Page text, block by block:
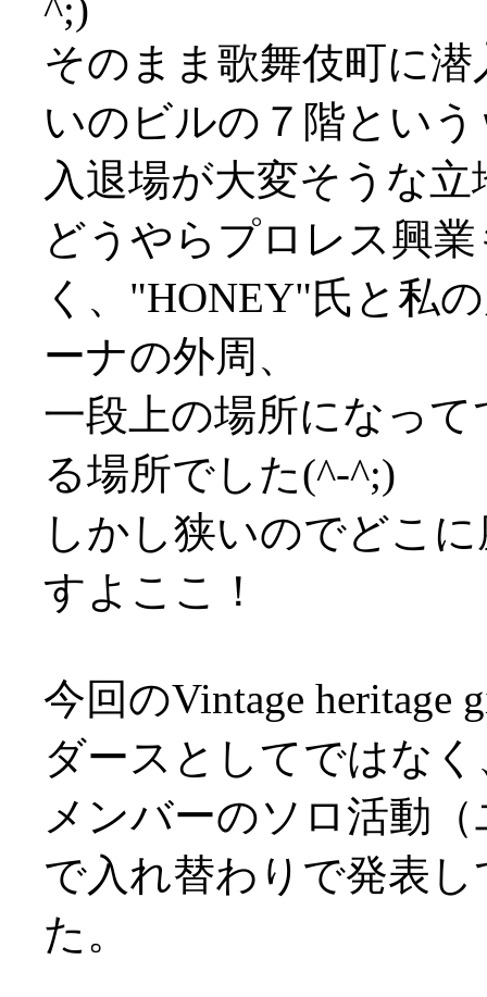
そのまま歌舞伎町に
いのビルの７階という
入退場が大変そうな
どうやらプロレス興
く、"HONEY"氏と私
ーナの外周、
一段上の場所になっ
る場所でした(^-^;)
しかし狭いのでどこ
すよここ！
今回のVintage
ダースとしてではなく
メンバーのソロ活動
で入れ替わりで発表
た。